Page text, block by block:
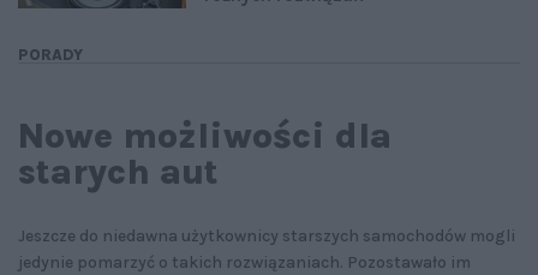
PORADY
Nowe możliwości dla
starych aut
Jeszcze do niedawna użytkownicy starszych samochodów mogli
jedynie pomarzyć o takich rozwiązaniach. Pozostawało im